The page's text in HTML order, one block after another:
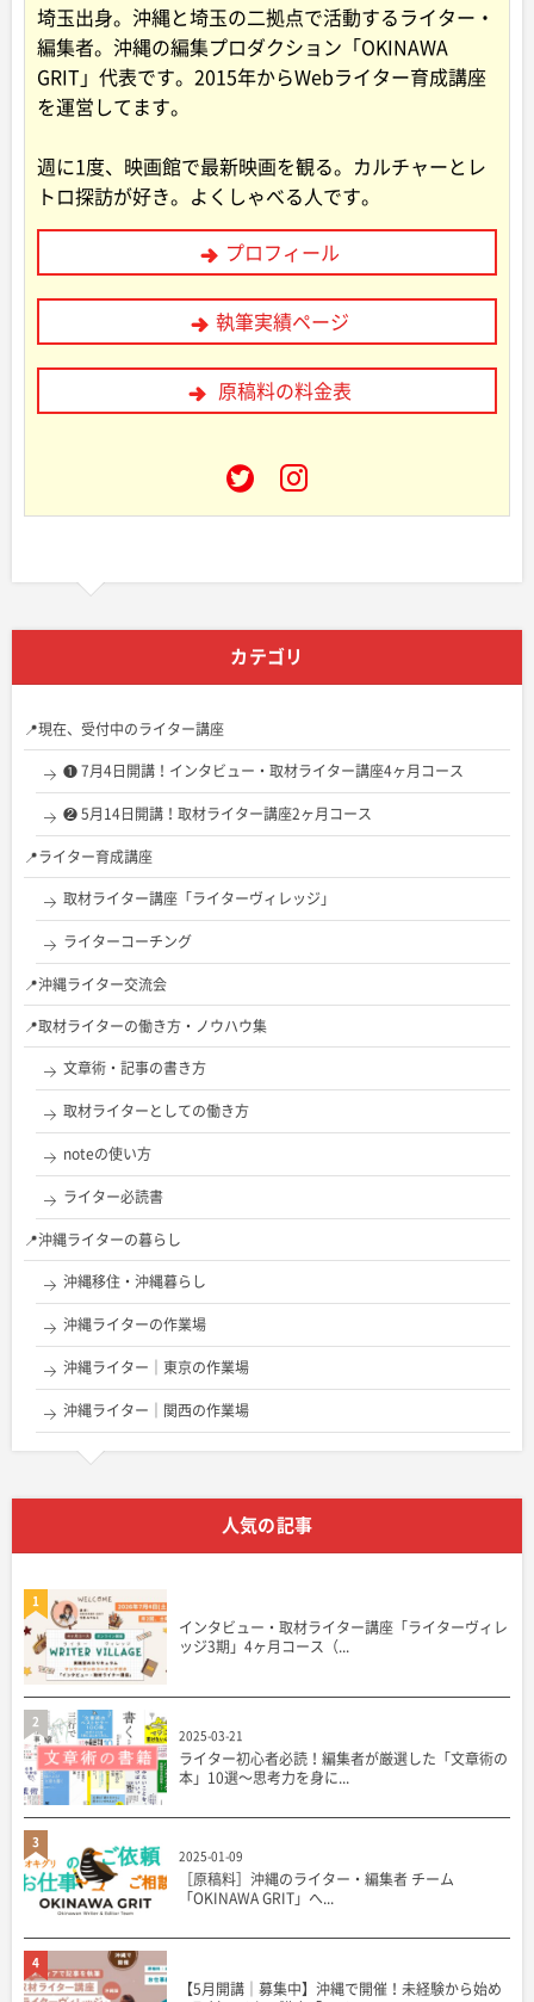
埼玉出身。沖縄と埼玉の二拠点で活動するライター・
編集者。沖縄の編集プロダクション「OKINAWA
GRIT」代表です。2015年からWebライター育成講座
を運営してます。
週に1度、映画館で最新映画を観る。カルチャーとレ
トロ探訪が好き。よくしゃべる人です。
プロフィール
執筆実績ページ
原稿料の料金表
カテゴリ
📍現在、受付中のライター講座
❶ 7月4日開講！インタビュー・取材ライター講座4ヶ月コース
❷ 5月14日開講！取材ライター講座2ヶ月コース
📍ライター育成講座
取材ライター講座「ライターヴィレッジ」
ライターコーチング
📍沖縄ライター交流会
📍取材ライターの働き方・ノウハウ集
文章術・記事の書き方
取材ライターとしての働き方
noteの使い方
ライター必読書
📍沖縄ライターの暮らし
沖縄移住・沖縄暮らし
沖縄ライターの作業場
沖縄ライター｜東京の作業場
沖縄ライター｜関西の作業場
人気の記事
インタビュー・取材ライター講座「ライターヴィレ
ッジ3期」4ヶ月コース（...
1
2025-03-21
ライター初心者必読！編集者が厳選した「文章術の
本」10選〜思考力を身に...
2
2025-01-09
［原稿料］沖縄のライター・編集者 チーム
「OKINAWA GRIT」へ...
3
【5月開講｜募集中】沖縄で開催！未経験から始め
4